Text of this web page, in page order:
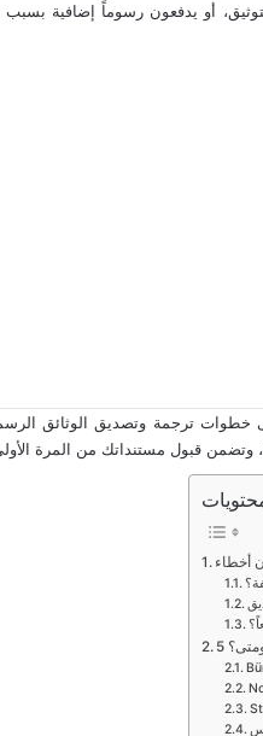
أو يدفعون رسوماً إضافية
وتضمن قبول مستنداتك من المرة
أخطاء